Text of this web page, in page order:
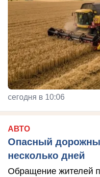
сегодня в 10:06
АВТО
Опасный
несколько дней
Обращение жителей